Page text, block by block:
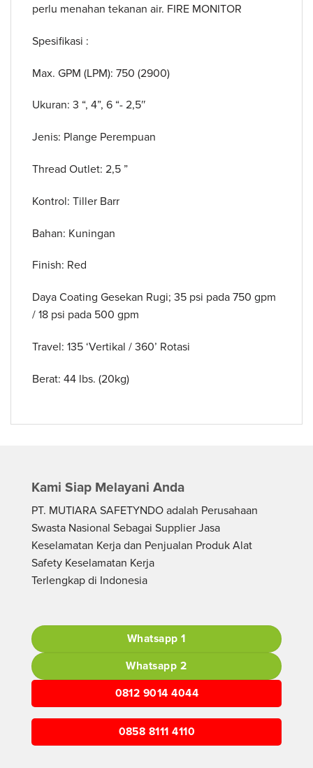
perlu menahan tekanan air. FIRE MONITOR
Spesifikasi :
Max. GPM (LPM): 750 (2900)
Ukuran: 3 “, 4”, 6 “- 2,5″
Jenis: Plange Perempuan
Thread Outlet: 2,5 ”
Kontrol: Tiller Barr
Bahan: Kuningan
Finish: Red
Daya Coating Gesekan Rugi; 35 psi pada 750 gpm
/ 18 psi pada 500 gpm
Travel: 135 ‘Vertikal / 360’ Rotasi
Berat: 44 lbs. (20kg)
Kami Siap Melayani Anda
PT. MUTIARA SAFETYNDO adalah Perusahaan
Swasta Nasional Sebagai Supplier Jasa
Keselamatan Kerja dan Penjualan Produk Alat
Safety Keselamatan Kerja
Terlengkap di Indonesia
Whatsapp 1
Whatsapp 2
0812 9014 4044
0858 8111 4110